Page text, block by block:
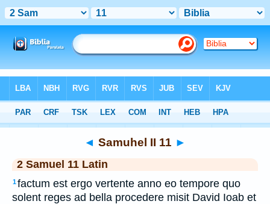
Latin> Samuhel II 11
◄ Samuhel II 11 ►
2 Samuel 11 Latin
1factum est ergo vertente anno eo tempore quo
solent reges ad bella procedere misit David Ioab et